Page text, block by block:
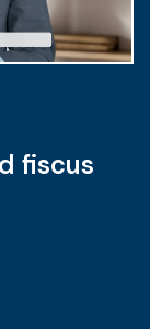
fiscus